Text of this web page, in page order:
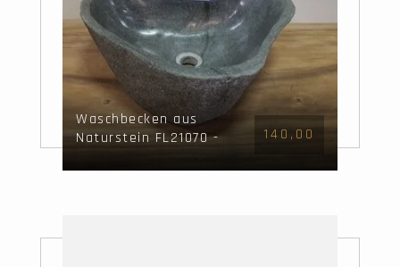
Waschbecken aus
Naturstein FL21070 -
51x38x15cm
140,00